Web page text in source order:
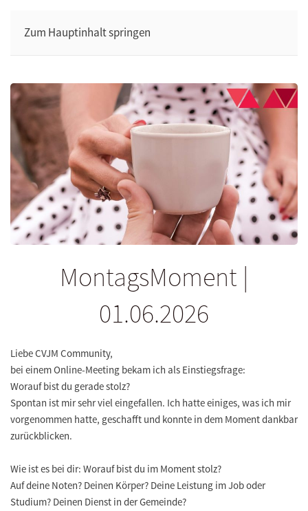
Zum Hauptinhalt springen
MontagsMoment |
01.06.2026
Liebe CVJM Community,
bei einem Online-Meeting bekam ich als Einstiegsfrage:
Worauf bist du gerade stolz?
Spontan ist mir sehr viel eingefallen. Ich hatte einiges, was ich mir
vorgenommen hatte, geschafft und konnte in dem Moment dankbar
zurückblicken.
Wie ist es bei dir: Worauf bist du im Moment stolz?
Auf deine Noten? Deinen Körper? Deine Leistung im Job oder
Studium? Deinen Dienst in der Gemeinde?